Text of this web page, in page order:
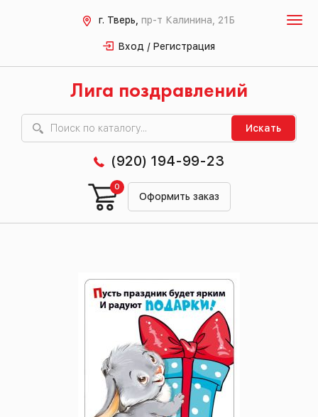
г. Тверь, пр-т Калинина, 21Б
Вход / Регистрация
Лига поздравлений
Искать
(920) 194-99-23
Оформить заказ
0